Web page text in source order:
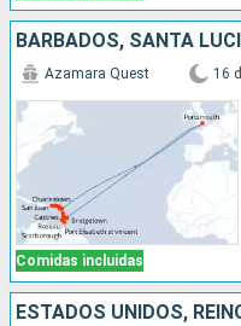
Comidas incluidas
Azamara Quest 16 d